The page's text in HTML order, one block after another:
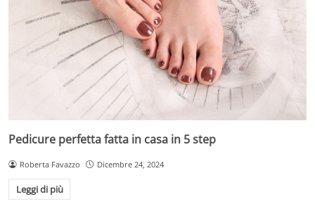
Pedicure perfetta fatta in casa in 5 step
Roberta Favazzo Dicembre 24, 2024
Leggi di più